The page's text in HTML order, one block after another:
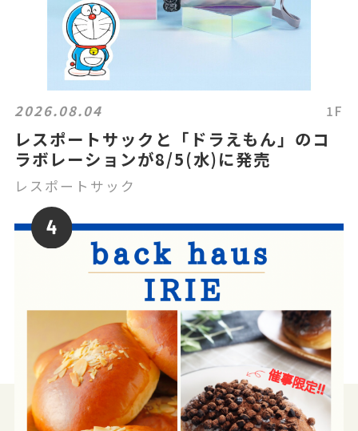
2026.08.04 1F
レスポートサックと「ドラえもん」のコ
ラボレーションが8/5(水)に発売
レスポートサック